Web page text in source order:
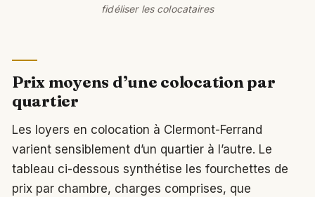
fidéliser les colocataires
Prix moyens d’une colocation par
quartier
Les loyers en colocation à Clermont-Ferrand
varient sensiblement d’un quartier à l’autre. Le
tableau ci-dessous synthétise les fourchettes de
prix par chambre, charges comprises, que